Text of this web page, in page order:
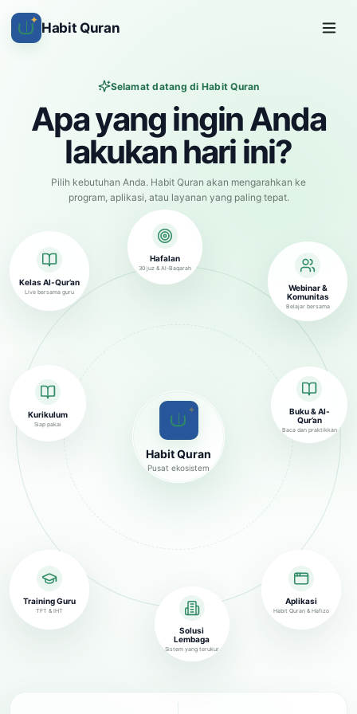
✦ Habit Quran
Selamat datang di Habit Quran
Apa yang ingin Anda
lakukan hari ini?
Pilih kebutuhan Anda. Habit Quran akan mengarahkan ke
program, aplikasi, atau layanan yang paling tepat.
✦
Habit Quran
Pusat ekosistem
Kelas Al-Qur’an
Live bersama guru
Hafalan
30 juz & Al-Baqarah
Buku & Al-
Qur’an
Baca dan praktikkan
Training Guru
TFT & IHT
Solusi
Lembaga
Sistem yang terukur
Kurikulum
Siap pakai
Aplikasi
Habit Quran & Hafizo
Webinar &
Komunitas
Belajar bersama